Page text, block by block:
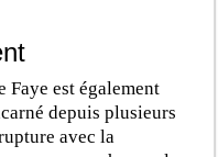
est également
depuis plusieurs
avec la